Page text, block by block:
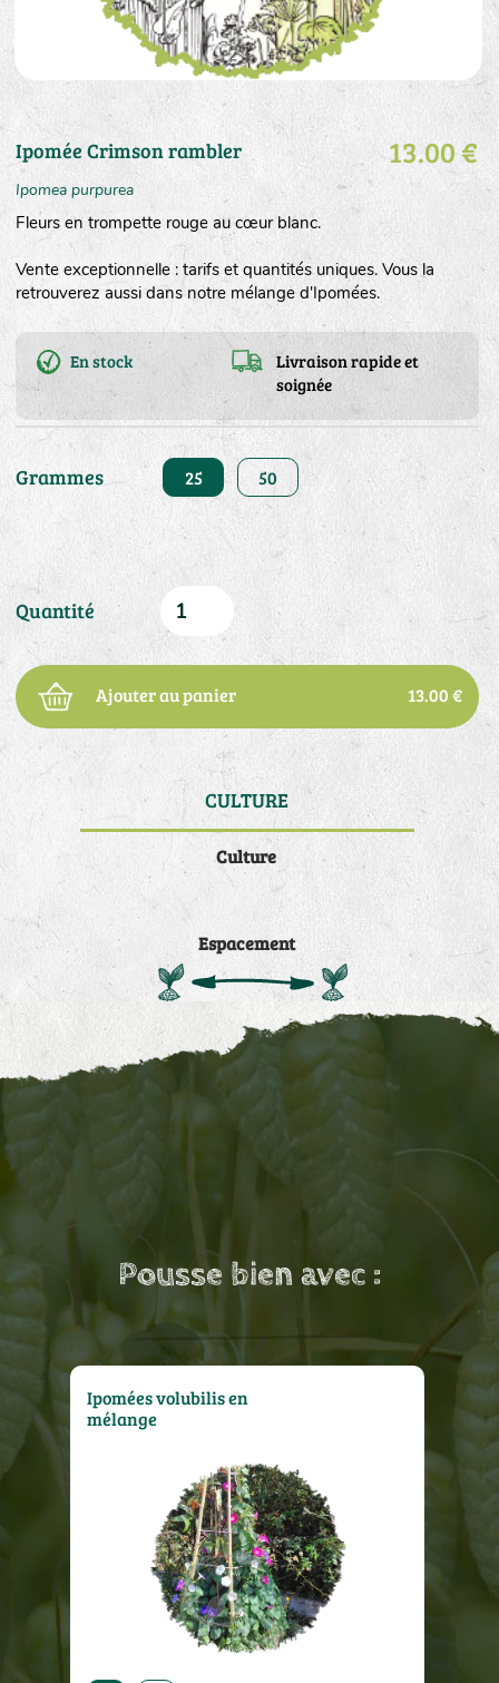
Ipomée Crimson rambler
Ipomea purpurea
13.00 €
Fleurs en trompette rouge au cœur blanc.
Vente exceptionnelle : tarifs et quantités uniques. Vous la
retrouverez aussi dans notre mélange d'Ipomées.
En stock
Livraison rapide et
soignée
Grammes 25 50
Quantité
Ajouter au panier 13.00 €
CULTURE
Culture
Espacement
Pousse bien avec :
Ipomées volubilis en
mélange